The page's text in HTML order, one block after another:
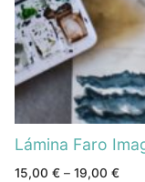
Lámina Faro
15,00 € – 19,00 €